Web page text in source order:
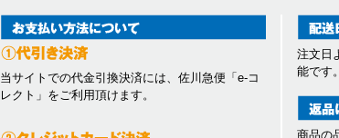
当サイトでの代金引換決済には、佐川急便「e-コ
レクト」をご利用頂けます。
注文日
能です
商品の